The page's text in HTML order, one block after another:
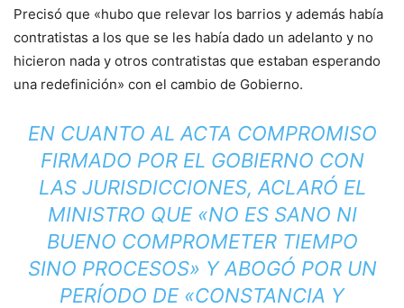
Precisó que «hubo que relevar los barrios y además había
contratistas a los que se les había dado un adelanto y no
hicieron nada y otros contratistas que estaban esperando
una redefinición» con el cambio de Gobierno.
EN CUANTO AL ACTA COMPROMISO
FIRMADO POR EL GOBIERNO CON
LAS JURISDICCIONES, ACLARÓ EL
MINISTRO QUE «NO ES SANO NI
BUENO COMPROMETER TIEMPO
SINO PROCESOS» Y ABOGÓ POR UN
PERÍODO DE «CONSTANCIA Y